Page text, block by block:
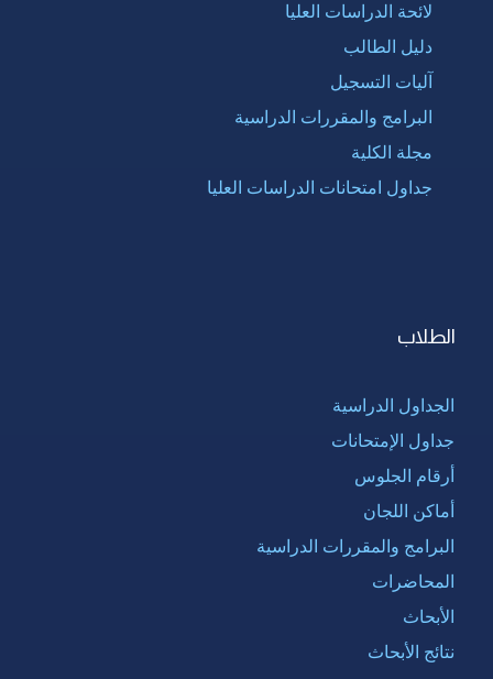
لائحة الدراسات العليا
دليل الطالب
آليات التسجيل
البرامج والمقررات الدراسية
مجلة الكلية
جداول امتحانات الدراسات العليا
الطلاب
الجداول الدراسية
جداول الإمتحانات
أرقام الجلوس
أماكن اللجان
البرامج والمقررات الدراسية
المحاضرات
الأبحاث
نتائج الأبحاث